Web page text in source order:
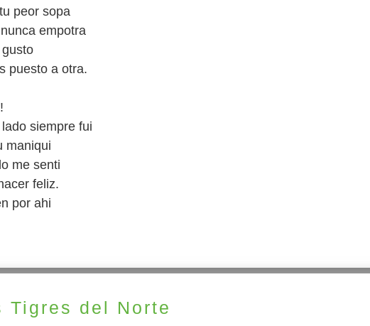
peor sopa
empotra
puesto a otra.
siempre fui
maniqui
me senti
feliz.
por ahi
Tigres del Norte